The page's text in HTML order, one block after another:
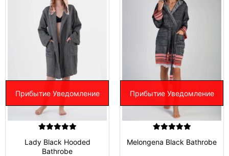
Прибытие Уведомление
Lady Black Hooded
Bathrobe
Прибытие Уведомление
Melongena Black Bathrobe